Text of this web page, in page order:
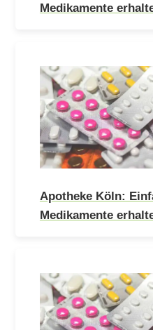
Medikamente
Apotheke Köln:
Medikamente